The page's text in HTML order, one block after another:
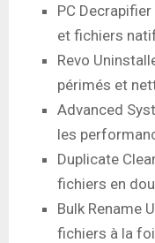
PC
et fichiers
Revo
périmés et
Advanced
les
Duplicate
fichiers en
Bulk Rename
fichiers à la